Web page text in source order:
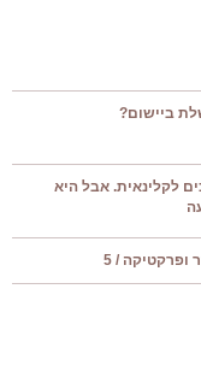
ביישום?
לקלינאית. אבל היא
ופרקטיקה / 5